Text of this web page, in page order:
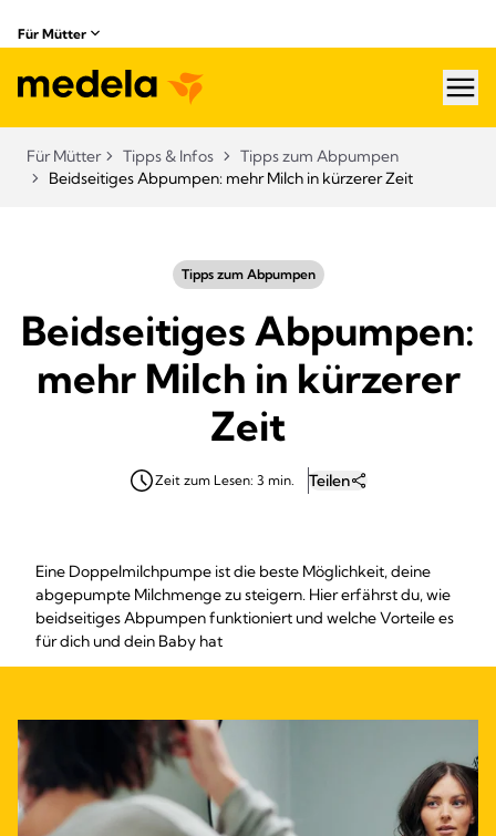
Für Mütter
Für Mütter Tipps & Infos
Tipps zum Abpumpen
Beidseitiges Abpumpen: mehr Milch in kürzerer Zeit
Tipps zum Abpumpen
Beidseitiges Abpumpen:
mehr Milch in kürzerer
Zeit
Zeit zum Lesen: 3 min. Teilen
Eine Doppelmilchpumpe ist die beste Möglichkeit, deine
abgepumpte Milchmenge zu steigern. Hier erfährst du, wie
beidseitiges Abpumpen funktioniert und welche Vorteile es
für dich und dein Baby hat